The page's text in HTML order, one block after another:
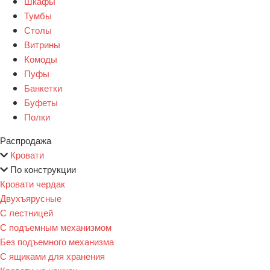
Тумбы
Столы
Витрины
Комоды
Пуфы
Банкетки
Буфеты
Полки
Распродажа
Кровати
По конструкции
Кровати чердак
Двухъярусные
С лестницей
С подъемным механизмом
Без подъемного механизма
С ящиками для хранения